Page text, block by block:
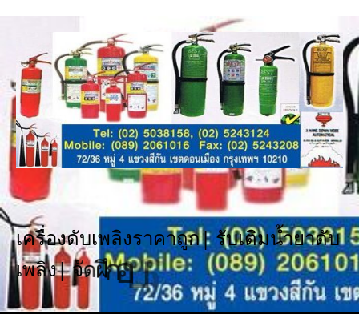
content
เครองดบเพลงราคาถก| รบเตมนำยาดบ
เพลง|จดฝกอบรมด
บ